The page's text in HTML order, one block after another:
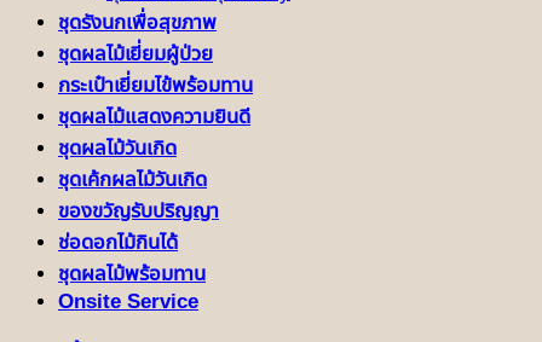
ชุดรังนกเพื่อสุขภาพ
ชุดผลไม้เยี่ยมผู้ป่วย
กระเป๋าเยี่ยมไข้พร้อมทาน
ชุดผลไม้แสดงความยินดี
ชุดผลไม้วันเกิด
ชุดเค้กผลไม้วันเกิด
ของขวัญรับปริญญา
ช่อดอกไม้กินได้
ชุดผลไม้พร้อมทาน
Onsite Service